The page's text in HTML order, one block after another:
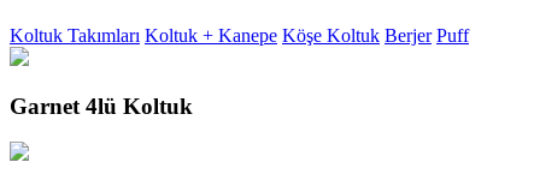
Koltuk Takımları Koltuk + Kanepe Köşe Koltuk Berjer Puff
Garnet 4lü Koltuk